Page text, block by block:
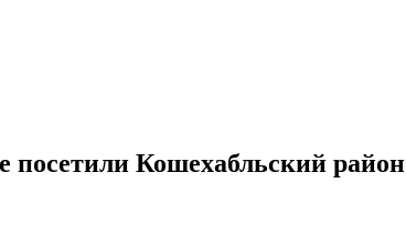
посетили Кошехабльский район